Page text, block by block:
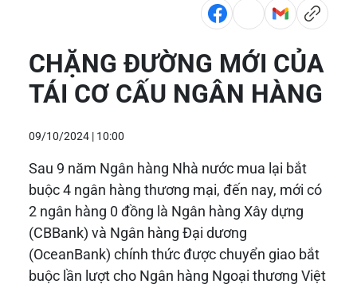
CHẶNG ĐƯỜNG MỚI CỦA
TÁI CƠ CẤU NGÂN HÀNG
09/10/2024 | 10:00
Sau 9 năm Ngân hàng Nhà nước mua lại bắt
buộc 4 ngân hàng thương mại, đến nay, mới có
2 ngân hàng 0 đồng là Ngân hàng Xây dựng
(CBBank) và Ngân hàng Đại dương
(OceanBank) chính thức được chuyển giao bắt
buộc lần lượt cho Ngân hàng Ngoại thương Việt